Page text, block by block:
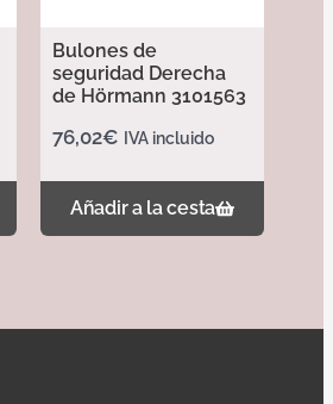
Bulones de
seguridad Derecha
de Hörmann 3101563
76,02€ IVA incluido
Añadir a la cesta